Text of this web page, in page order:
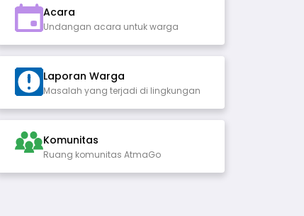
Acara
Undangan acara untuk warga
Laporan Warga
Masalah yang terjadi di lingkungan
Komunitas
Ruang komunitas AtmaGo